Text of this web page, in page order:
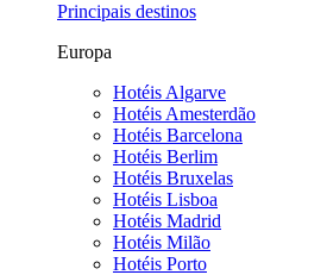
Principais destinos
Europa
Hotéis Algarve
Hotéis Amesterdão
Hotéis Barcelona
Hotéis Berlim
Hotéis Bruxelas
Hotéis Lisboa
Hotéis Madrid
Hotéis Milão
Hotéis Porto